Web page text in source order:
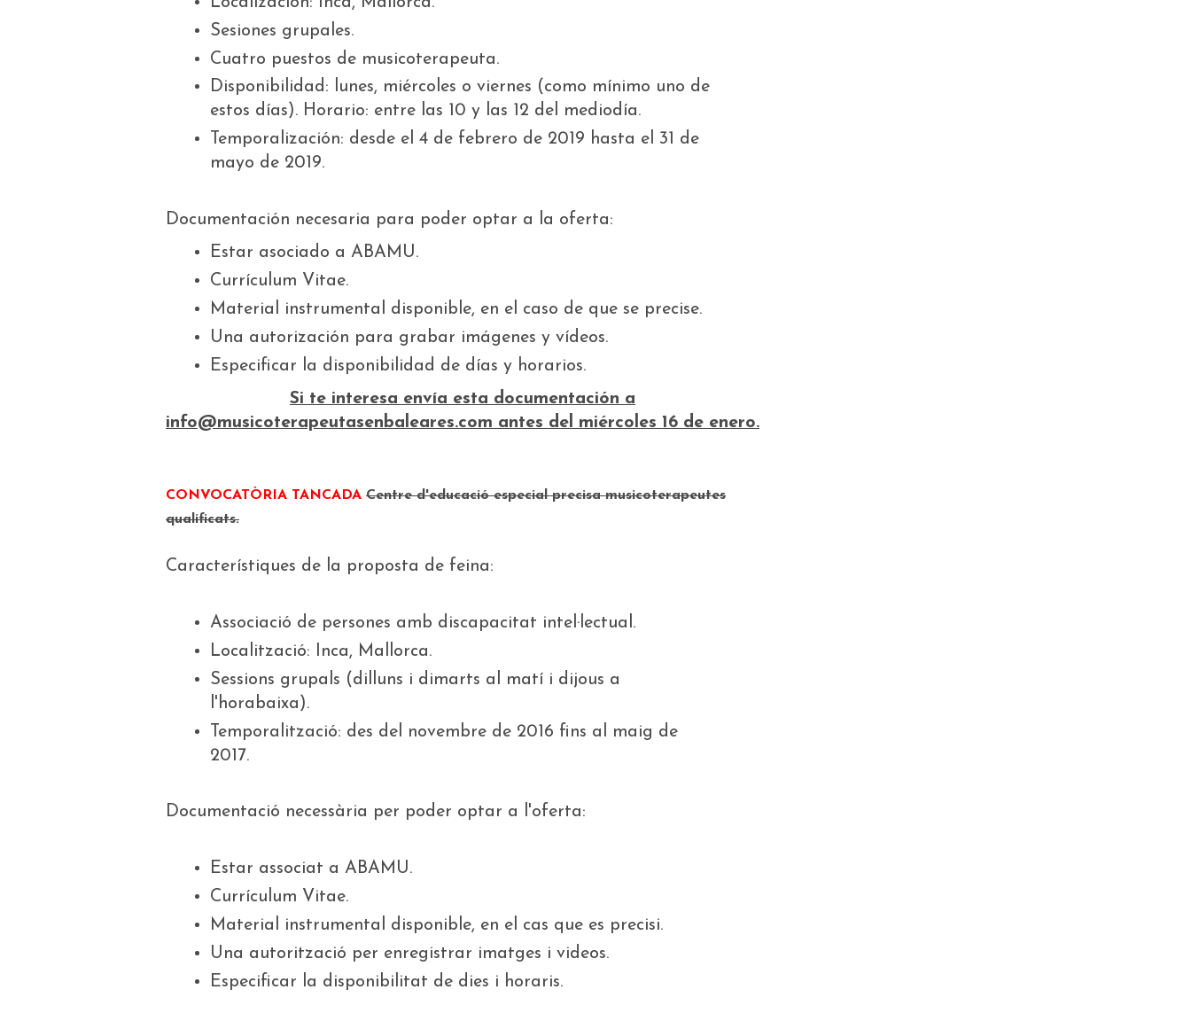
Sesiones grupales.
Cuatro puestos de musicoterapeuta.
Disponibilidad: lunes, miércoles o viernes (como mínimo uno de
estos días). Horario: entre las 10 y las 12 del mediodía.
Temporalización: desde el 4 de febrero de 2019 hasta el 31 de
mayo de 2019.
Documentación necesaria para poder optar a la oferta:
Estar asociado a ABAMU.
Currículum Vitae.
Material instrumental disponible, en el caso de que se precise.
Una autorización para grabar imágenes y vídeos.
Especificar la disponibilidad de días y horarios.
Si te interesa envía esta documentación a
info@musicoterapeutasenbaleares.com antes del miércoles 16 de enero.
CONVOCATÒRIA TANCADA Centre d'educació especial precisa musicoterapeutes
qualificats.
Característiques de la proposta de feina:
Associació de persones amb discapacitat intel·lectual.
Localització: Inca, Mallorca.
Sessions grupals (dilluns i dimarts al matí i dijous a
l'horabaixa).
Temporalització: des del novembre de 2016 fins al maig de
2017.
Documentació necessària per poder optar a l'oferta:
Estar associat a ABAMU.
Currículum Vitae.
Material instrumental disponible, en el cas que es precisi.
Una autorització per enregistrar imatges i videos.
Especificar la disponibilitat de dies i horaris.